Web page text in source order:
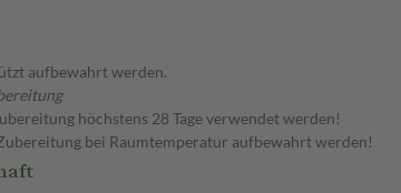
aufbewahrt werden.
höchstens 28 Tage verwendet werden!
bei Raumtemperatur aufbewahrt werden!